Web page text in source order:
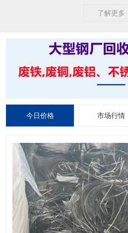
了解更多
今日价格 市场行情